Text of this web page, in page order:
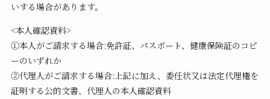
いする場合があります。
<本人確認資料>
①本人がご請求する場合:免許証、パスポート、健康保険証のコピ
ーのいずれか
②代理人がご請求する場合:上記に加え、委任状又は法定代理権を
証明する公的文書、代理人の本人確認資料